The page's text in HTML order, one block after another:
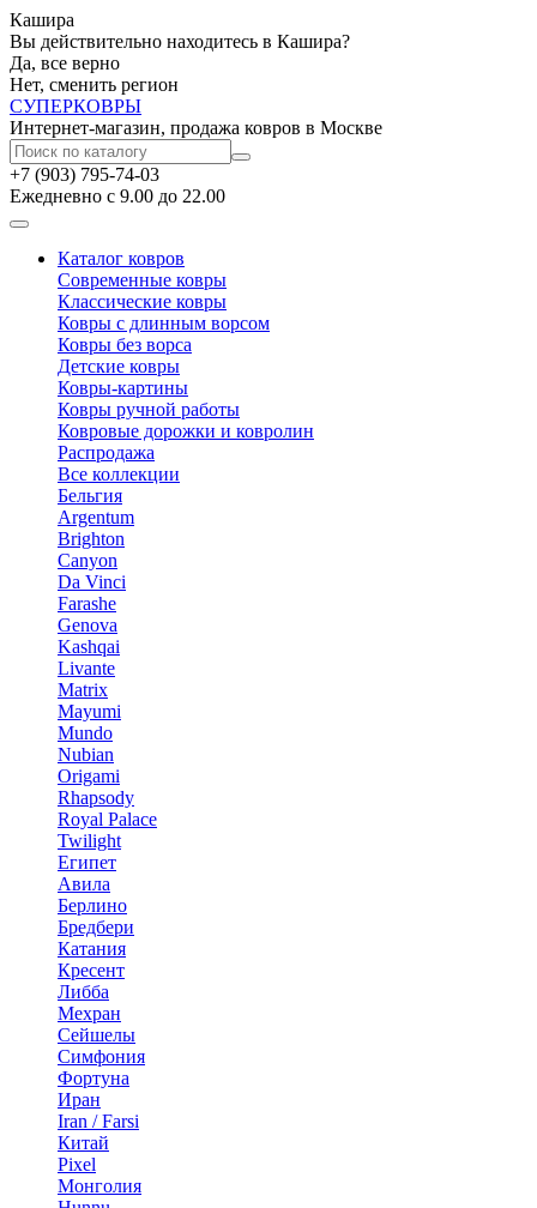
Кашира
Вы действительно находитесь в Кашира?
Да, все верно
Нет, сменить регион
СУПЕРКОВРЫ
Интернет-магазин, продажа ковров в Москве
+7 (903) 795-74-03
Ежедневно с 9.00 до 22.00
Каталог ковров
Современные ковры
Классические ковры
Ковры с длинным ворсом
Ковры без ворса
Детские ковры
Ковры-картины
Ковры ручной работы
Ковровые дорожки и ковролин
Распродажа
Все коллекции
Бельгия
Argentum
Brighton
Canyon
Da Vinci
Farashe
Genova
Kashqai
Livante
Matrix
Mayumi
Mundo
Nubian
Origami
Rhapsody
Royal Palace
Twilight
Египет
Авила
Берлино
Бредбери
Катания
Кресент
Либба
Мехран
Сейшелы
Симфония
Фортуна
Иран
Iran / Farsi
Китай
Pixel
Монголия